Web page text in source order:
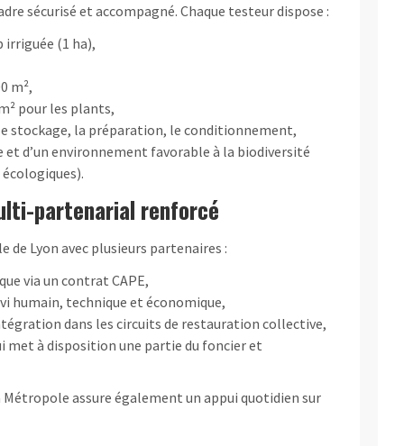
sécurisé et accompagné. Chaque testeur dispose :
irriguée (1 ha),
m²,
pour les plants,
stockage, la préparation, le conditionnement,
et d’un environnement favorable à la biodiversité
partenarial renforcé
Lyon avec plusieurs partenaires :
via un contrat CAPE,
humain, technique et économique,
dans les circuits de restauration collective,
met à disposition une partie du foncier et
assure également un appui quotidien sur